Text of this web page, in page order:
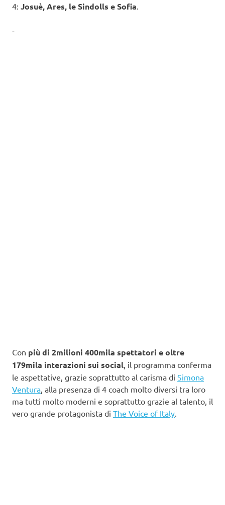
4: Josuè, Ares, le Sindolls e Sofia
-
Con più di 2milioni 400mila spettatori e oltre
179mila interazioni sui social , il programma conferma
le aspettative, grazie soprattutto al carisma di Simona
Ventura , alla presenza di 4 coach molto diversi tra loro
ma tutti molto moderni e soprattutto grazie al talento, il
vero grande protagonista di The Voice of Italy